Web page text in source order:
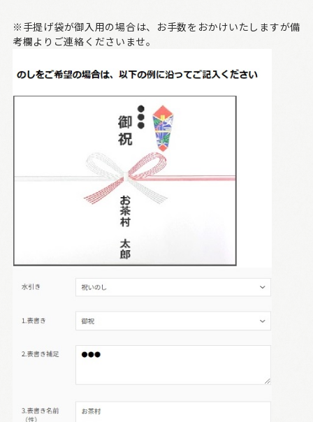
※手提げ袋が御入用の場合は、お手数をおかけいたしますが備
考欄よりご連絡くださいませ。